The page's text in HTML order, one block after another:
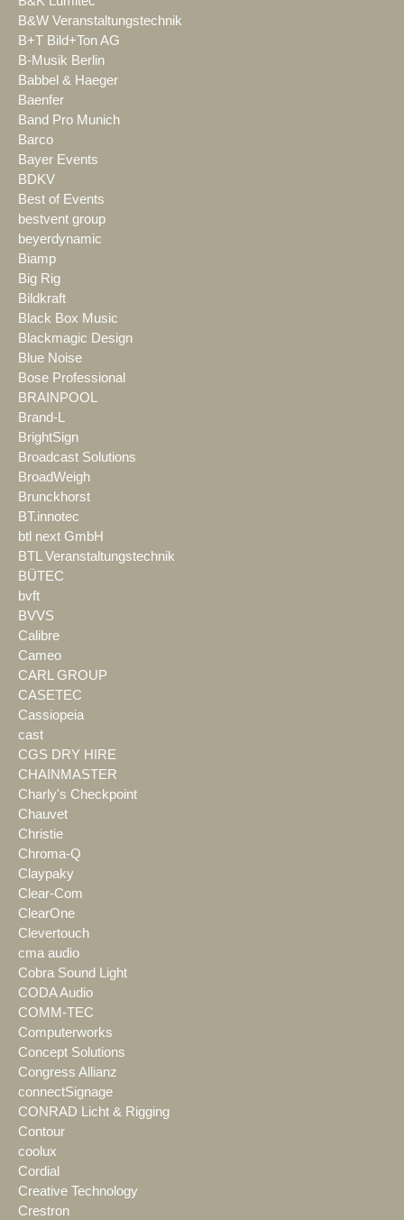
B&W Veranstaltungstechnik
B+T Bild+Ton AG
B-Musik Berlin
Babbel & Haeger
Baenfer
Band Pro Munich
Barco
Bayer Events
BDKV
Best of Events
bestvent group
beyerdynamic
Biamp
Big Rig
Bildkraft
Black Box Music
Blackmagic Design
Blue Noise
Bose Professional
BRAINPOOL
Brand-L
BrightSign
Broadcast Solutions
BroadWeigh
Brunckhorst
BT.innotec
btl next GmbH
BTL Veranstaltungstechnik
BÜTEC
bvft
BVVS
Calibre
Cameo
CARL GROUP
CASETEC
Cassiopeia
cast
CGS DRY HIRE
CHAINMASTER
Charly's Checkpoint
Chauvet
Christie
Chroma-Q
Claypaky
Clear-Com
ClearOne
Clevertouch
cma audio
Cobra Sound Light
CODA Audio
COMM-TEC
Computerworks
Concept Solutions
Congress Allianz
connectSignage
CONRAD Licht & Rigging
Contour
coolux
Cordial
Creative Technology
Crestron